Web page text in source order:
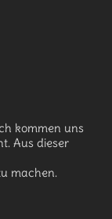
kommen uns
Aus dieser
machen.